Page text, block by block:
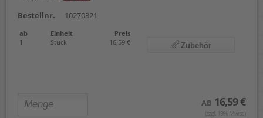
Bestellnr.
10270321
ab Einheit
Preis
1
Stück 16,59 € Zubehör
AB 16,59 €
(zzgl. 19% Mwst.)